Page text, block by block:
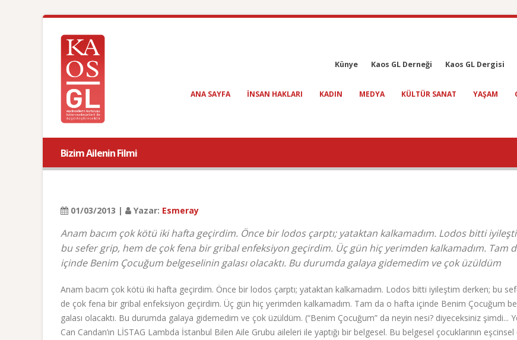
Künye Kaos GL Derneği Kaos GL Dergisi
ANA SAYFA INSAN HAKLARI KADIN MEDYA KÜLTÜR SANAT YAŞAM
Bizim Ailenin Filmi
01/03/2013 | Yazar: Esmeray
Anam bacım çok kötü iki hafta geçirdim. Önce bir lodos çarptı; yataktan kalkamadım. Lodos bitti
bu sefer grip, hem de çok fena bir gribal enfeksiyon geçirdim. Üç gün hiç yerimden kalkamadım. Tam
içinde Benim Çocuğum belgeselinin galası olacaktı. Bu durumda galaya gidemedim ve çok üzüldüm
Anam bacım çok kötü iki hafta geçirdim. Önce bir lodos çarptı; yataktan kalkamadım. Lodos bitti iyileştim derken; bu
de çok fena bir gribal enfeksiyon geçirdim. Üç gün hiç yerimden kalkamadım. Tam da o hafta içinde Benim Çocuğum
galası olacaktı. Bu durumda galaya gidemedim ve çok üzüldüm. (“Benim Çocuğum” da neyin nesi? diyeceksiniz şimdi...
Can Candan’ın LİSTAG Lambda İstanbul Bilen Aile Grubu aileleri ile yaptığı bir belgesel. Bu belgesel çocuklarının